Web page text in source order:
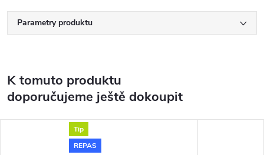
Parametry produktu
K tomuto produktu
doporučujeme ještě dokoupit
Tip
REPAS